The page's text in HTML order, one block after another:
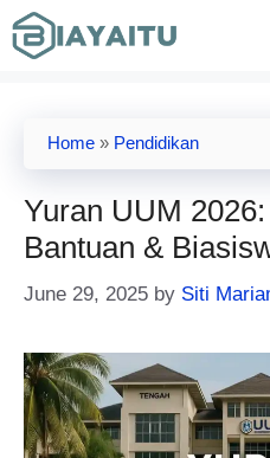
Skip
to
Home » Pendidikan
Yuran UUM
Bantuan &
June 29, 2025 by Siti